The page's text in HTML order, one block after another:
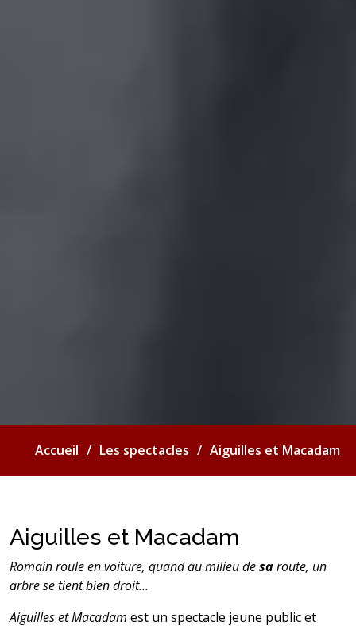
Accueil Les spectacles Aiguilles et Macadam
Aiguilles et Macadam
Romain roule en voiture, quand au milieu desaroute, un
arbre se tient bien droit…
Aiguilles et Macadam est un spectacle jeune public et